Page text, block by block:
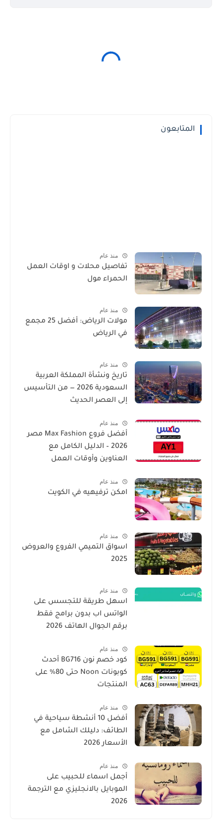
المتابعون
منذ عام
تفاصيل محلات و اوقات العمل
الحمراء مول
منذ عام
مولات الرياض: أفضل 25 مجمع
في الرياض
منذ عام
تاريخ ونشأة المملكة العربية
السعودية 2026 — من التأسيس
إلى العصر الحديث
منذ عام
أفضل فروع Max Fashion مصر
2026 – الدليل الكامل مع
العناوين وأوقات العمل
منذ عام
امكن ترفيهيه في الكويت
منذ عام
اسواق التميمي الفروع والعروض
2025
منذ عام
اسهل طريقة للتجسس على
الواتس اب بدون برامج فقط
برقم الجوال الهاتف 2026
منذ عام
كود خصم نون BG716 أحدث
كوبونات Noon حتى 80% على
المنتجات
منذ عام
أفضل 10 أنشطة سياحية في
الطائف: دليلك الشامل مع
الأسعار 2026
منذ عام
أجمل اسماء للحبيب على
الموبايل بالانجليزي مع الترجمة
2026